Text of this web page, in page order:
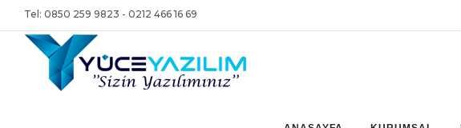
Tel: 0850 259 9823 - 0212 466 16 69